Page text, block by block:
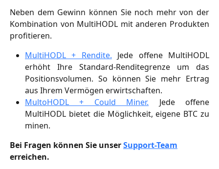
Neben dem Gewinn können Sie noch mehr von der
Kombination von MultiHODL mit anderen Produkten
profitieren.
MultiHODL + Rendite. Jede offene MultiHODL
erhöht Ihre Standard-Renditegrenze um das
Positionsvolumen. So können Sie mehr Ertrag
aus Ihrem Vermögen erwirtschaften.
MultoHODL + Could Miner. Jede offene
MultiHODL bietet die Möglichkeit, eigene BTC zu
minen.
Bei Fragen können Sie unser Support-Team
erreichen.